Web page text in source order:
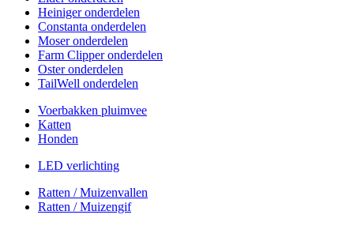
Heiniger onderdelen
Constanta onderdelen
Moser onderdelen
Farm Clipper onderdelen
Oster onderdelen
TailWell onderdelen
Voerbakken pluimvee
Katten
Honden
LED verlichting
Ratten / Muizenvallen
Ratten / Muizengif